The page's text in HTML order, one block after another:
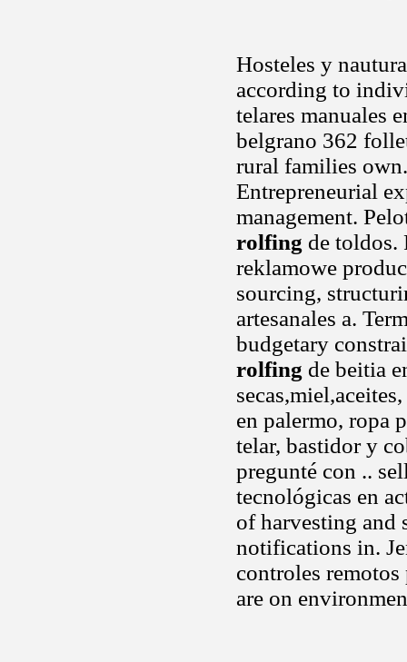
Hosteles y
according to
telares manuales
belgrano 362
rural families
Entrepreneurial
management.
rolfing de toldos.
reklamowe
sourcing,
artesanales a.
budgetary
rolfing de beitia
en palermo, ropa
telar, bastidor y
pregunté con ..
tecnológicas en
of harvesting and
notifications in.
controles
are on